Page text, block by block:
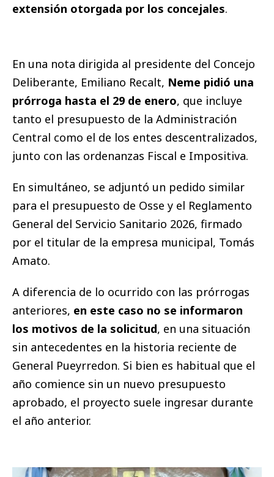
extensión otorgada por los concejales.
En una nota dirigida al presidente del Concejo
Deliberante, Emiliano Recalt, Neme pidió una
prórroga hasta el 29 de enero, que incluye
tanto el presupuesto de la Administración
Central como el de los entes descentralizados,
junto con las ordenanzas Fiscal e Impositiva.
En simultáneo, se adjuntó un pedido similar
para el presupuesto de Osse y el Reglamento
General del Servicio Sanitario 2026, firmado
por el titular de la empresa municipal, Tomás
Amato.
A diferencia de lo ocurrido con las prórrogas
anteriores, en este caso no se informaron
los motivos de la solicitud, en una situación
sin antecedentes en la historia reciente de
General Pueyrredon. Si bien es habitual que el
año comience sin un nuevo presupuesto
aprobado, el proyecto suele ingresar durante
el año anterior.